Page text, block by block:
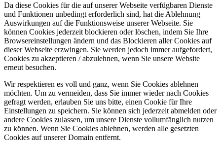
Da diese Cookies für die auf unserer Webseite verfügbaren Dienste
und Funktionen unbedingt erforderlich sind, hat die Ablehnung
Auswirkungen auf die Funktionsweise unserer Webseite. Sie
können Cookies jederzeit blockieren oder löschen, indem Sie Ihre
Browsereinstellungen ändern und das Blockieren aller Cookies auf
dieser Webseite erzwingen. Sie werden jedoch immer aufgefordert,
Cookies zu akzeptieren / abzulehnen, wenn Sie unsere Website
erneut besuchen.
Wir respektieren es voll und ganz, wenn Sie Cookies ablehnen
möchten. Um zu vermeiden, dass Sie immer wieder nach Cookies
gefragt werden, erlauben Sie uns bitte, einen Cookie für Ihre
Einstellungen zu speichern. Sie können sich jederzeit abmelden oder
andere Cookies zulassen, um unsere Dienste vollumfänglich nutzen
zu können. Wenn Sie Cookies ablehnen, werden alle gesetzten
Cookies auf unserer Domain entfernt.